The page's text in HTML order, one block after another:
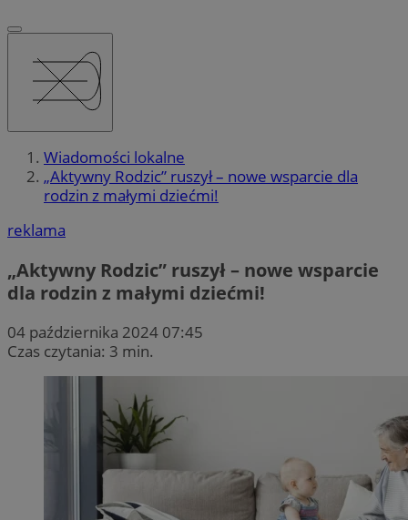
Wiadomości lokalne
„Aktywny Rodzic” ruszył – nowe wsparcie dla
rodzin z małymi dziećmi!
reklama
„Aktywny Rodzic” ruszył – nowe wsparcie
dla rodzin z małymi dziećmi!
04 października 2024 07:45
Czas czytania: 3 min.